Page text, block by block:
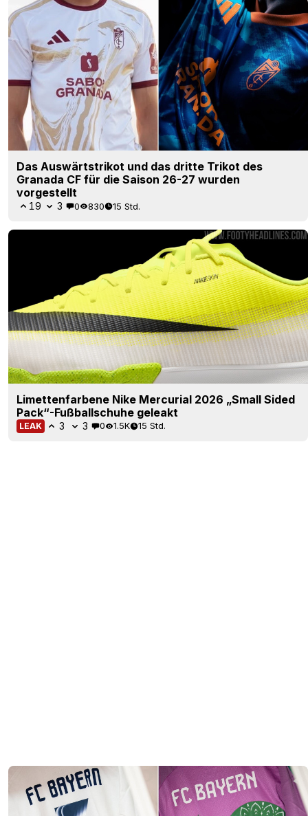
Das Auswärtstrikot und das dritte Trikot des
Granada CF für die Saison 26-27 wurden
vorgestellt
19 3 0 830 15 Std.
Limettenfarbene Nike Mercurial 2026 „Small Sided
Pack“-Fußballschuhe geleakt
LEAK 3 3 0 1.5K 15 Std.